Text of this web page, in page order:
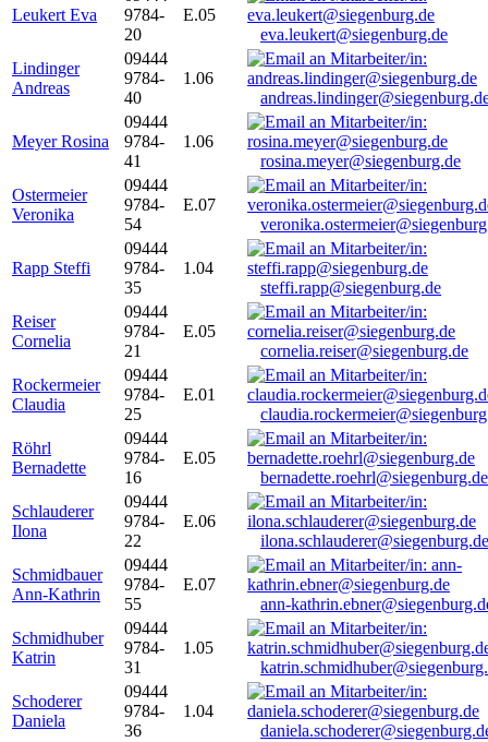
Leukert Eva
9784-
20
E.05
eva.leukert@siegenburg.de
Lindinger
Andreas
09444
9784-
40
1.06
Meyer Rosina
09444
9784-
41
1.06
rosina.meyer@siegenburg.de
Ostermeier
Veronika
09444
9784-
54
E.07
Rapp Steffi
09444
9784-
35
1.04
steffi.rapp@siegenburg.de
Reiser
Cornelia
09444
9784-
21
E.05
cornelia.reiser@siegenburg.de
Rockermeier
Claudia
09444
9784-
25
E.01
Röhrl
Bernadette
09444
9784-
16
E.05
bernadette.roehrl@siegenburg.de
Schlauderer
Ilona
09444
9784-
22
E.06
ilona.schlauderer@siegenburg.de
Schmidbauer
Ann-Kathrin
09444
9784-
55
E.07
ann-
Schmidhuber
Katrin
09444
9784-
31
1.05
Schoderer
Daniela
09444
9784-
36
1.04